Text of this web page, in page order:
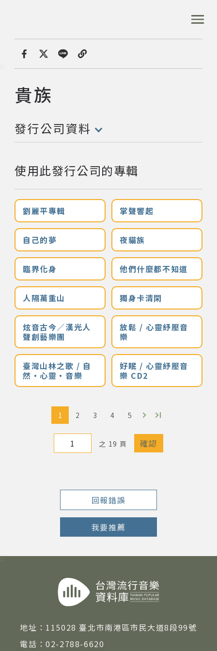
區
:::
首頁 發行公司
:::
發行公司:
貴族
發行公司資料
(點擊開啟/收合以下內容)
使用此發行公司的專輯
劉麗平專輯 掌聲響起
自己的夢 夜貓族
臨界化身 他們什麼都不知道
人隔萬重山 獨身卡清閑
炫音古今／漢光人
聲創藝樂團
放鬆 / 心靈紓壓音
樂
臺灣山林之歌 / 自
然‧心靈‧音樂
好眠 / 心靈紓壓音
樂 CD2
1 2 3 4 5
之 19 頁
回報錯誤
我要推薦
:::
地址： 115028 臺北市南港區市民大道8段99號
電話：02-2788-6620
首頁
音樂資料庫
音樂人口述歷史
數位典藏
專文專區
網站導覽
關於資料庫
音樂空間
音樂獎項
組織協會
曲目統計表
臺北流行音樂中心
著作權及免責聲明